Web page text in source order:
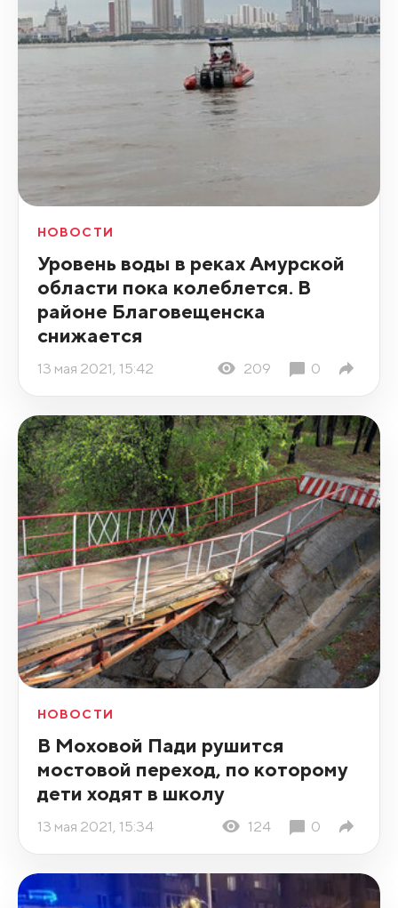
НОВОСТИ
Уровень воды в реках Амурской
области пока колеблется. В
районе Благовещенска
снижается
13 мая 2021, 15:42 209 0
НОВОСТИ
В Моховой Пади рушится
мостовой переход, по которому
дети ходят в школу
13 мая 2021, 15:34 124 0